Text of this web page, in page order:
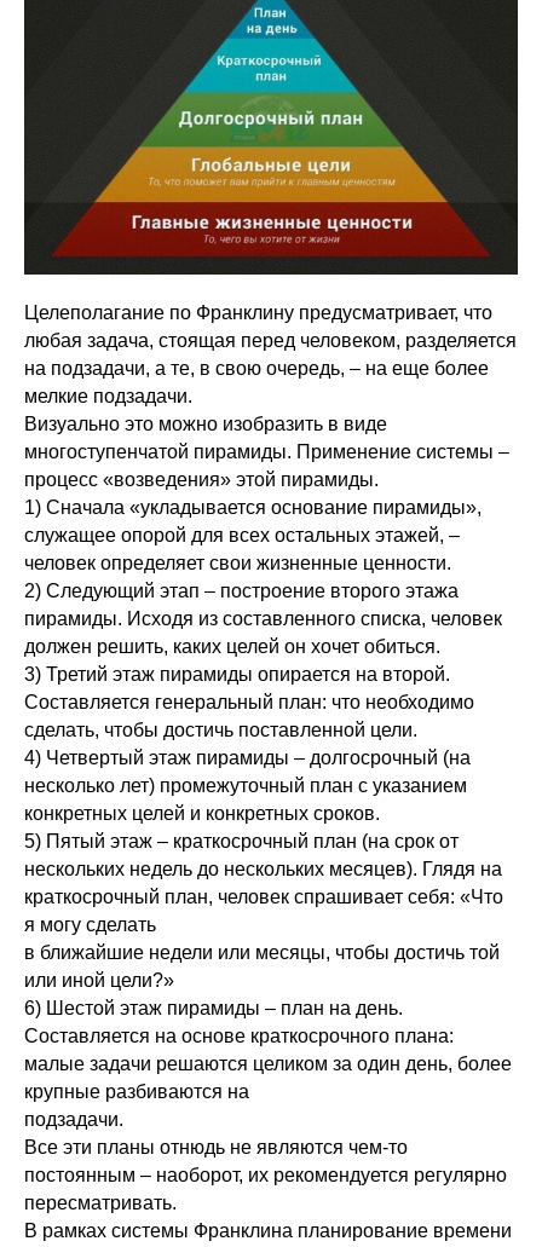
Целеполагание по Франклину предусматривает, что
любая задача, стоящая перед человеком, разделяется
на подзадачи, а те, в свою очередь, – на еще более
мелкие подзадачи.
Визуально это можно изобразить в виде
многоступенчатой пирамиды. Применение системы –
процесс «возведения» этой пирамиды.
1) Сначала «укладывается основание пирамиды»,
служащее опорой для всех остальных этажей, –
человек определяет свои жизненные ценности.
2) Следующий этап – построение второго этажа
пирамиды. Исходя из составленного списка, человек
должен решить, каких целей он хочет обиться.
3) Третий этаж пирамиды опирается на второй.
Составляется генеральный план: что необходимо
сделать, чтобы достичь поставленной цели.
4) Четвертый этаж пирамиды – долгосрочный (на
несколько лет) промежуточный план с указанием
конкретных целей и конкретных сроков.
5) Пятый этаж – краткосрочный план (на срок от
нескольких недель до нескольких месяцев). Глядя на
краткосрочный план, человек спрашивает себя: «Что
я могу сделать
в ближайшие недели или месяцы, чтобы достичь той
или иной цели?»
6) Шестой этаж пирамиды – план на день.
Составляется на основе краткосрочного плана:
малые задачи решаются целиком за один день, более
крупные разбиваются на
подзадачи.
Все эти планы отнюдь не являются чем-то
постоянным – наоборот, их рекомендуется регулярно
пересматривать.
В рамках системы Франклина планирование времени